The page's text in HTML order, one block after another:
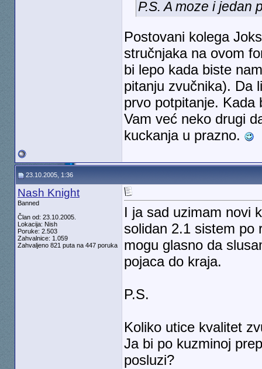
P.S. A moze i jedan
Postovani kolega
stručnjaka na ovom
bi lepo kada biste
pitanju zvučnika). Da
prvo potpitanje. Kada
Vam već neko drugi
kuckanja u prazno.
23.10.2005, 1:36
Nash Knight
Banned
Član od: 23.10.2005.
Lokacija: Nish
Poruke: 2.503
Zahvalnice: 1.059
Zahvaljeno 821 puta na 447 poruka
I ja sad uzimam novi
solidan 2.1 sistem po
mogu glasno da
pojaca do kraja.
P.S.
Koliko utice kvalitet
Ja bi po kuzminoj
posluzi?